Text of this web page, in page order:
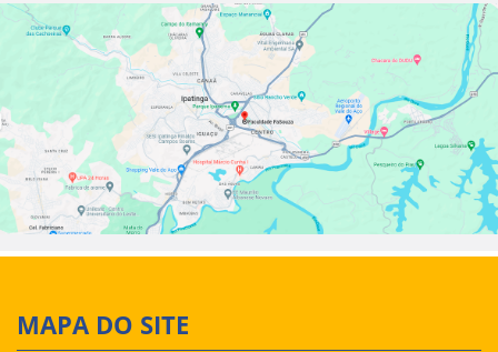
MAPA DO SITE